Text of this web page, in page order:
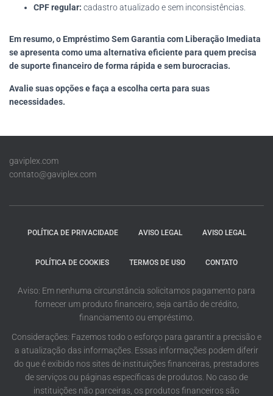
CPF regular: cadastro atualizado e sem inconsistências.
Em resumo, o Empréstimo Sem Garantia com Liberação Imediata
se apresenta como uma alternativa eficiente para quem precisa
de suporte financeiro de forma rápida e sem burocracias.
Avalie suas opções e faça a escolha certa para suas
necessidades.
gaviplex.com
contato@gaviplex.com
POLÍTICA DE PRIVACIDADE AVISO LEGAL AVISO LEGAL
POLÍTICA DE COOKIES TERMOS DE USO CONTATO
Aviso: Em nenhuma circunstância solicitamos pagamento para
fornecer um produto financeiro, seja cartão de crédito,
financiamento ou empréstimo.
Considerações: Fazemos todo o esforço para garantir a precisão e
a atualização das informações. Essas informações podem diferir
do que é exibido nos sites de instituições financeiras, prestadores
de serviços ou páginas específicas de produtos. No caso de
instituições não parceiras, os produtos financeiros são